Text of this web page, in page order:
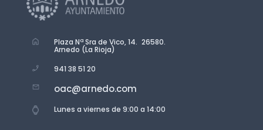
Plaza Nª Sra de Vico, 14. 26580.
Arnedo (La Rioja)
941 38 51 20
oac@arnedo.com
Lunes a viernes de 9:00 a 14:00